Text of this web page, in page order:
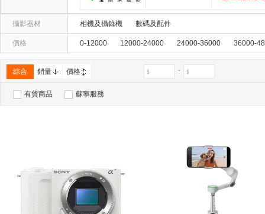
宝丽来(POLAROID)
攝影器材 相機及攝錄機 數碼及配件
價格 0-12000 12000-24000 24000-36000 36000-
綜合 銷量 價格 -
有貨商品 蘇寧服務